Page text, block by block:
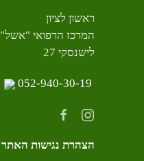
ראשון לציון
המרכז הרפואי "אשל"
לישנסקי 27
052-940-30-19
הצהרת נגישות האתר